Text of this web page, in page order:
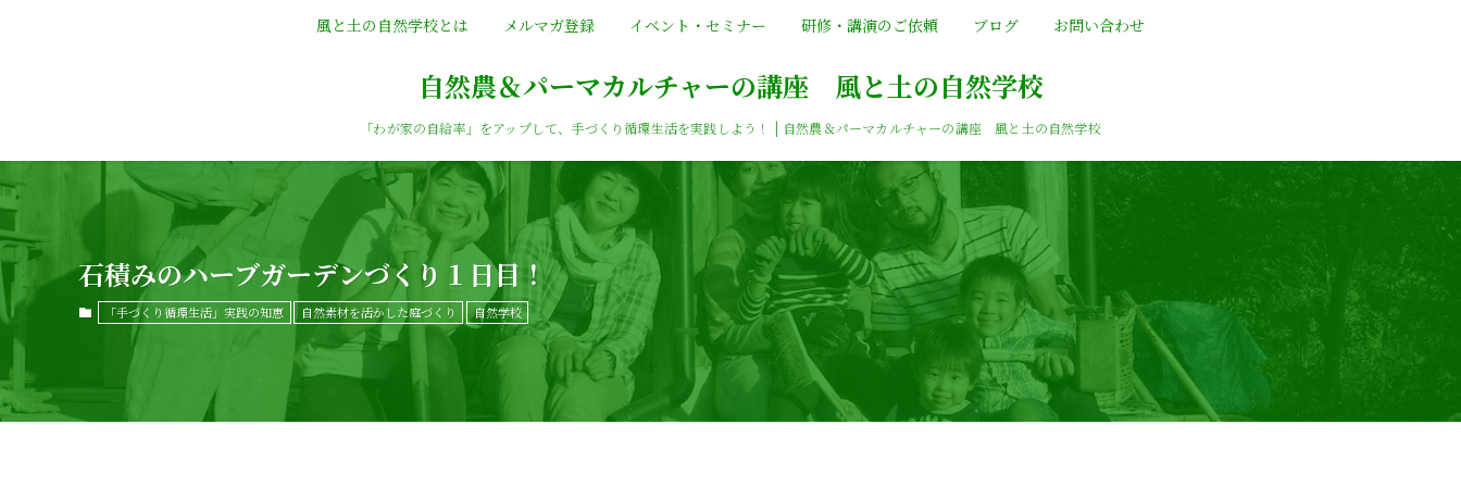
自然農＆パーマカルチャーの講座 風と土の自然学校
「わが家の自給率」をアップして、手づくり循環生活を実践しよう！ | 自然農＆パーマカルチャーの講座 風と土の自然学校
風と土の自然学校とは メルマガ登録 イベント・セミナー 研修・講演のご依頼 ブログ お問い合わせ
石積みのハーブガーデンづくり１日目！
「手づくり循環生活」実践の知恵 自然素材を活かした庭づくり 自然学校